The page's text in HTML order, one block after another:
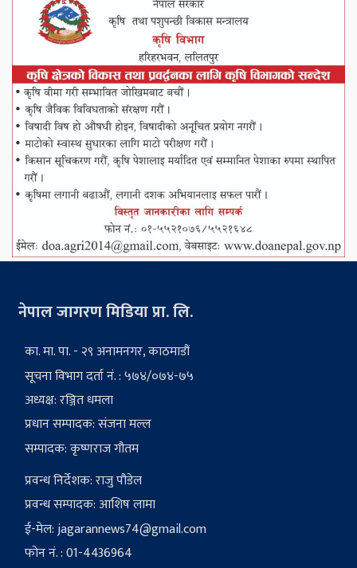
नेपाल जागरण मिडिया प्रा. लि.
का. मा. पा. - २९ अनामनगर, काठमाडौं
सूचना विभाग दर्ता नं. : ५७४/०७४-७५
अध्यक्ष: रञ्जित धमला
प्रधान सम्पादक: संजना मल्ल
सम्पादक: कृष्णराज गौतम
प्रवन्ध निर्देशक: राजु पौडेल
प्रवन्ध सम्पादक: आशिष लामा
ई-मेल:jagarannews74@gmail.com
फोन नं. : 01-4436964